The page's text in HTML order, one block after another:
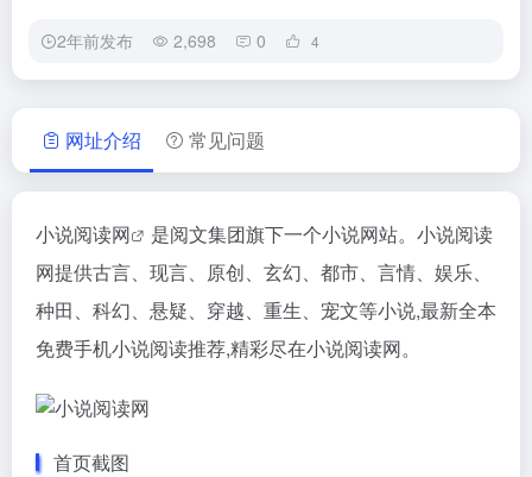
2年前发布 2,698 0 4
网址介绍 常见问题
小说阅读网
是阅文集团旗下一个小说网站。小说阅读
网提供古言、现言、原创、玄幻、都市、言情、娱乐、
种田、科幻、悬疑、穿越、重生、宠文等小说,最新全本
免费手机小说阅读推荐,精彩尽在小说阅读网。
首页截图